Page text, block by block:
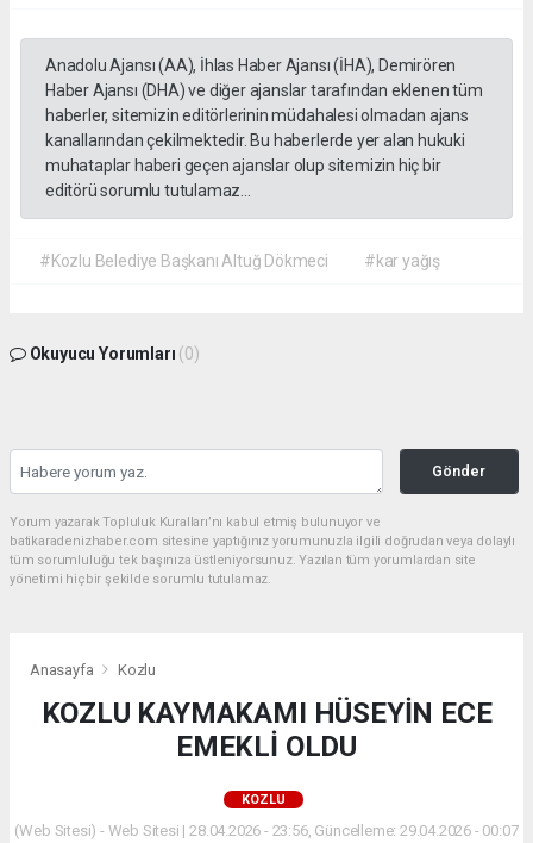
Anadolu Ajansı (AA), İhlas Haber Ajansı (İHA), Demirören
Haber Ajansı (DHA) ve diğer ajanslar tarafından eklenen tüm
haberler, sitemizin editörlerinin müdahalesi olmadan ajans
kanallarından çekilmektedir. Bu haberlerde yer alan hukuki
muhataplar haberi geçen ajanslar olup sitemizin hiç bir
editörü sorumlu tutulamaz...
#Kozlu Belediye Başkanı Altuğ Dökmeci #kar yağış
Okuyucu Yorumları (0)
Gönder
Yorum yazarak Topluluk Kuralları’nı kabul etmiş bulunuyor ve
batikaradenizhaber.com sitesine yaptığınız yorumunuzla ilgili doğrudan veya dolaylı
tüm sorumluluğu tek başınıza üstleniyorsunuz. Yazılan tüm yorumlardan site
yönetimi hiçbir şekilde sorumlu tutulamaz.
Anasayfa Kozlu
KOZLU KAYMAKAMI HÜSEYİN ECE
EMEKLİ OLDU
KOZLU
(Web Sitesi) - Web Sitesi | 28.04.2026 - 23:56, Güncelleme: 29.04.2026 - 00:07